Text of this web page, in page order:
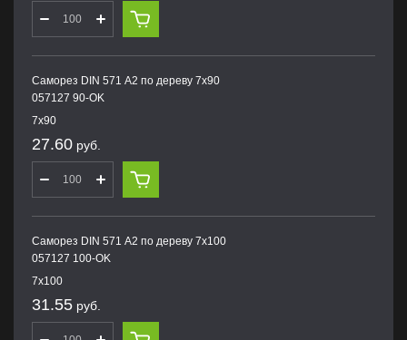
Саморез DIN 571 А2 по дереву 7х90
057127 90-OK
7х90
27.60 руб.
Саморез DIN 571 А2 по дереву 7х100
057127 100-OK
7х100
31.55 руб.